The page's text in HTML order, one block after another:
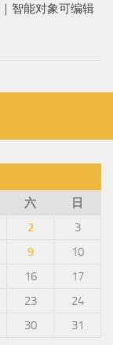
智能对象可编辑
六
日
2
3
9
10
16
17
23
24
30
31